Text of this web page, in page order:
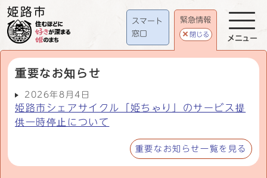
スマート
窓口
緊急情報
閉じる
重要なお知らせ
2026年8月4日
姫路市シェアサイクル「姫ちゃり」のサービス提
供一時停止について
重要なお知らせ一覧を見る
メニュー